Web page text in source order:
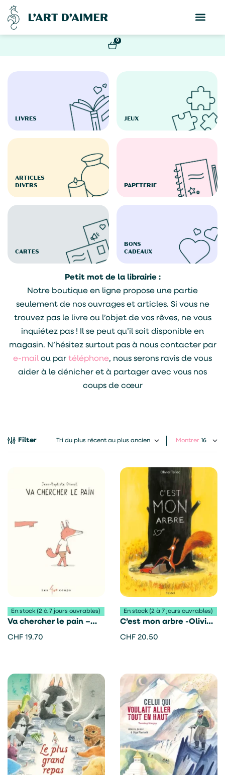
0
LIVRES JEUX
ARTICLES
DIVERS
PAPETERIE
CARTES
BONS
CADEAUX
Petit mot de la librairie :
Notre boutique en ligne propose une partie
seulement de nos ouvrages et articles. Si vous ne
trouvez pas le livre ou l’objet de vos rêves, ne vous
inquiétez pas ! Il se peut qu’il soit disponible en
magasin. N’hésitez surtout pas à nous contacter par
e-mail ou par téléphone, nous serons ravis de vous
aider à le dénicher et à partager avec vous nos
coups de cœur
Filter Montrer
En stock (2 à 7 jours ouvrables)
Va chercher le pain –
Jean-Baptiste Drouot
CHF 19.70
En stock (2 à 7 jours ouvrables)
C’est mon arbre -Olivier
Tallec
CHF 20.50